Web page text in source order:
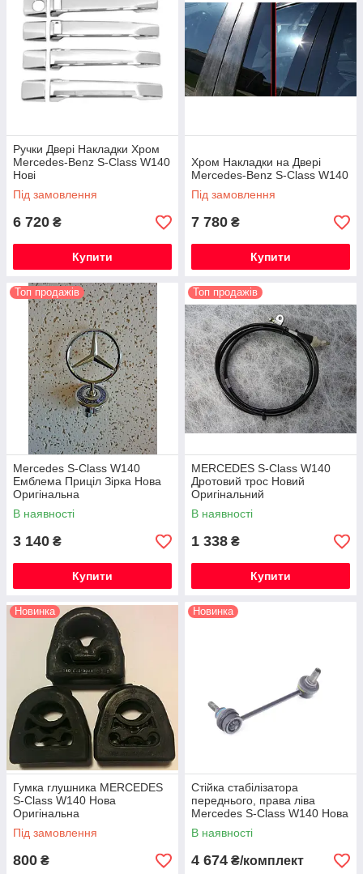
Ручки Двері Накладки Хром
Mercedes-Benz S-Class W140
Нові
Під замовлення
6 720 ₴
Купити
Хром Накладки на Двері
Mercedes-Benz S-Class W140
Під замовлення
7 780 ₴
Купити
Топ продажів
Mercedes S-Class W140
Емблема Приціл Зірка Нова
Оригінальна
В наявності
3 140 ₴
Купити
Топ продажів
MERCEDES S-Class W140
Дротовий трос Новий
Оригінальний
В наявності
1 338 ₴
Купити
Новинка
Гумка глушника MERCEDES
S-Class W140 Нова
Оригінальна
Під замовлення
800 ₴
Новинка
Стійка стабілізатора
переднього, права ліва
Mercedes S-Class W140 Нова
Оригінальна
В наявності
4 674 ₴/комплект